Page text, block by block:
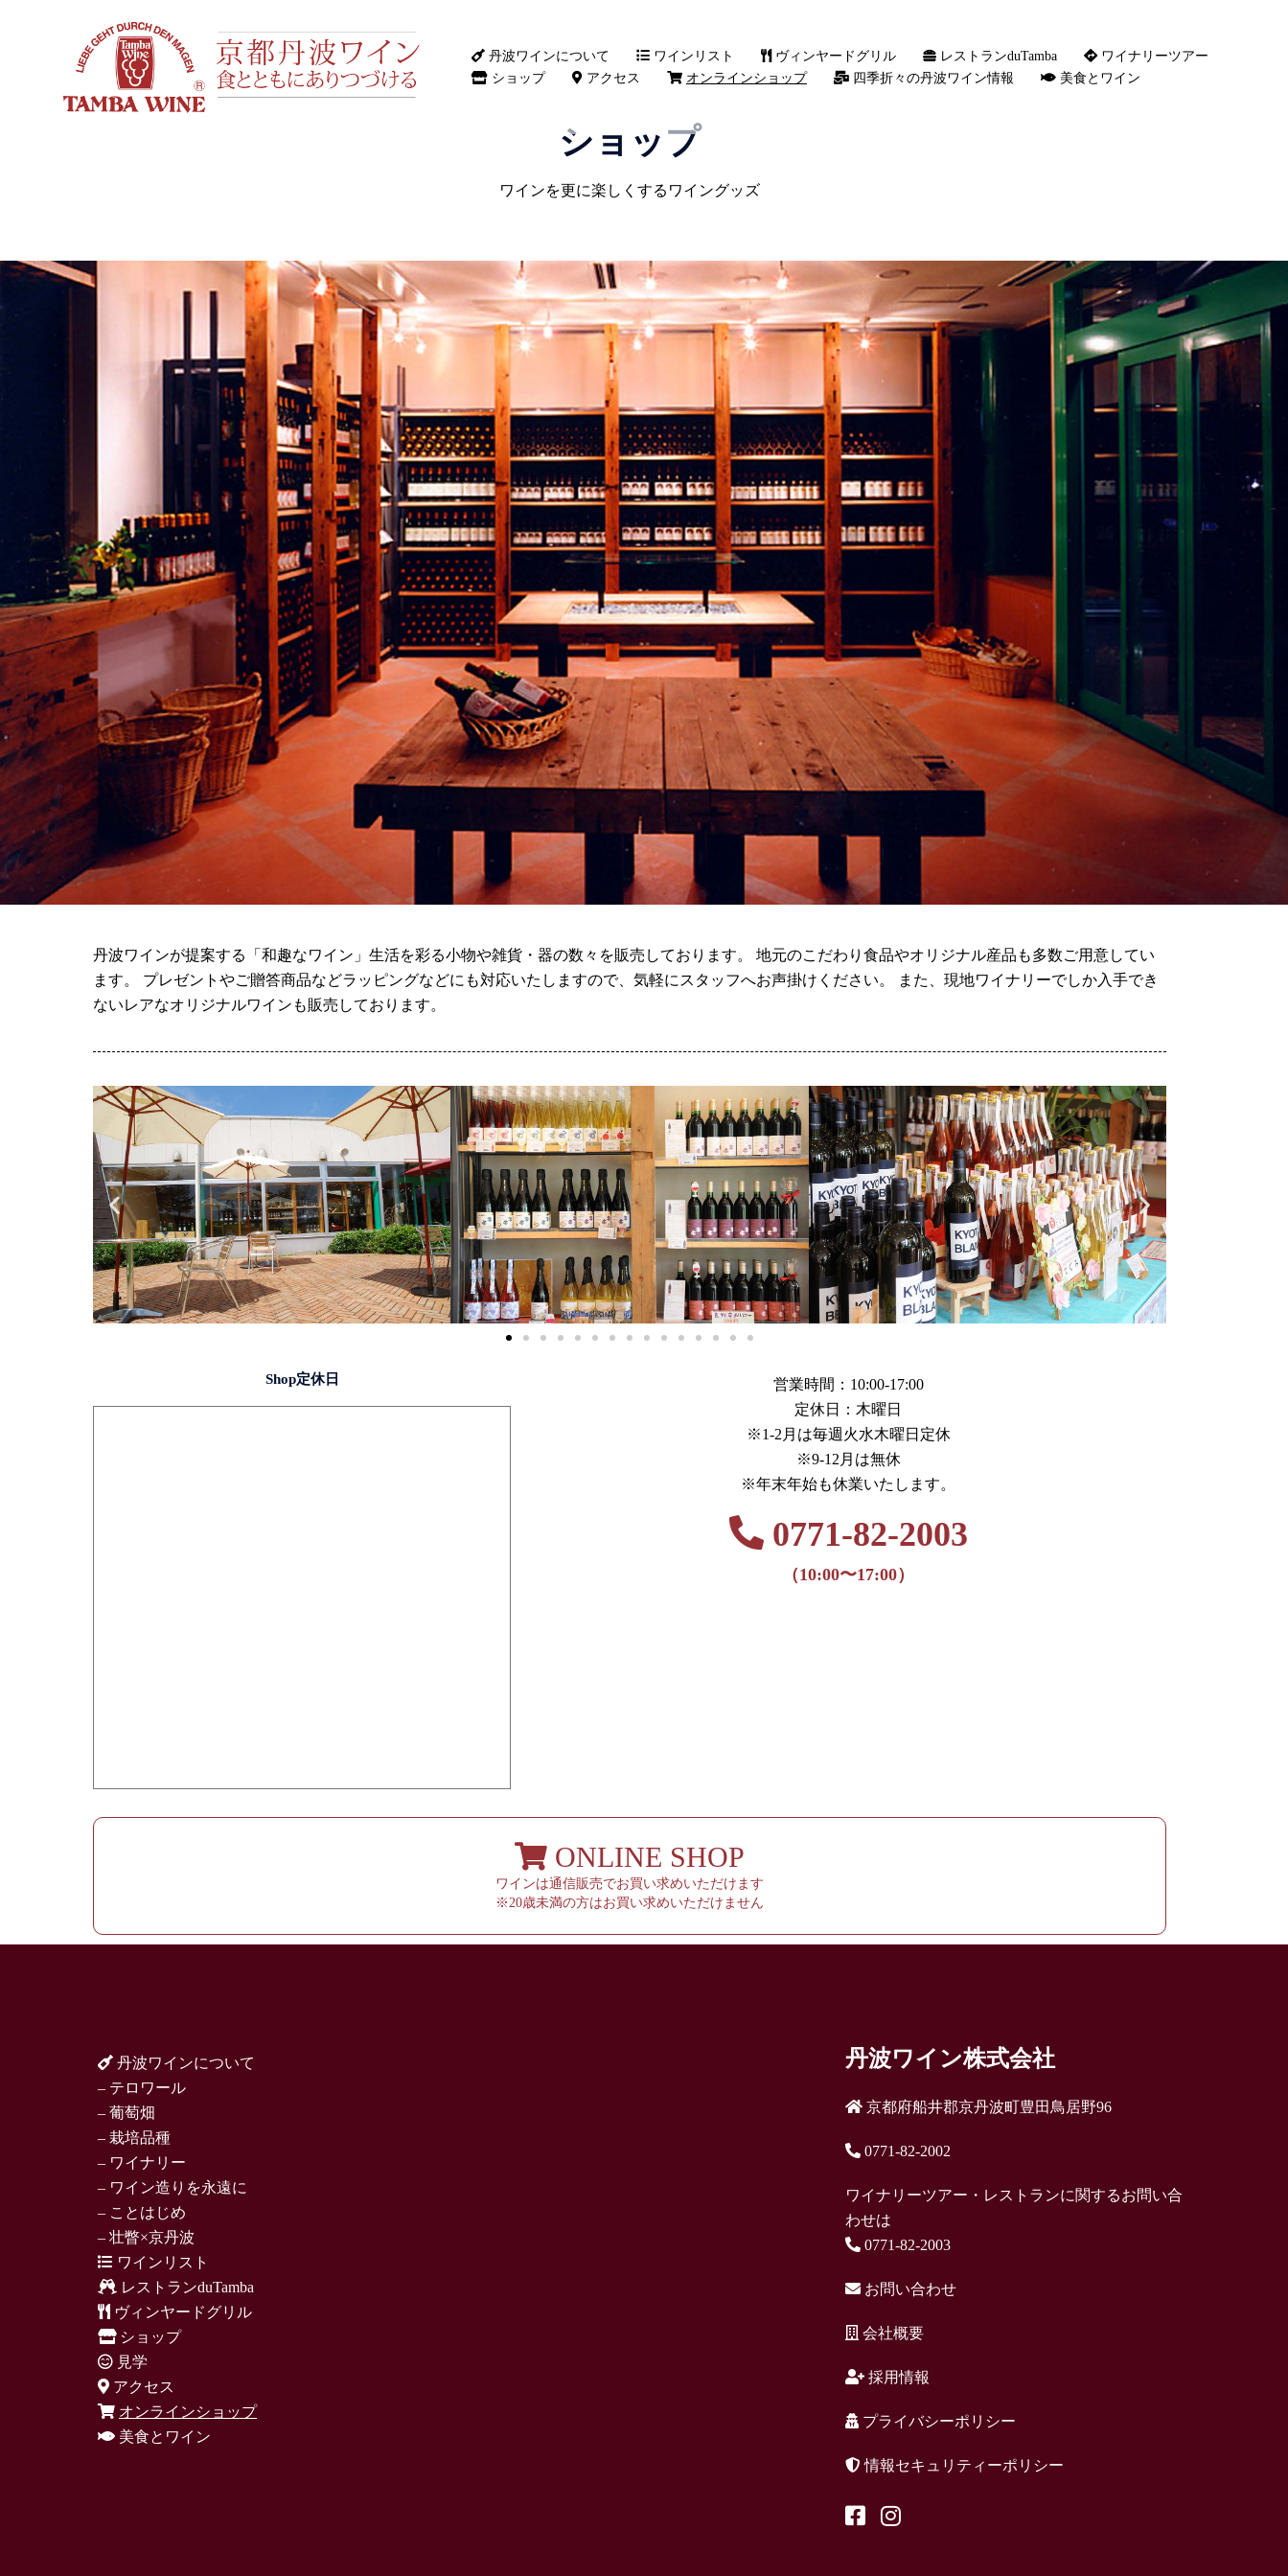
丹波ワインについて ワインリスト ヴィンヤードグリル レストランduTamba
ワイナリーツアー
ショップ
アクセス オンラインショップ 四季折々の丹波ワイン情報 美食とワイン
ショップ
ワインを更に楽しくするワイングッズ
丹波ワインが提案する「和趣なワイン」生活を彩る小物や雑貨・器の数々を販売しております。 地元のこだわり食品やオリジナル産品も多数ご用意してい
ます。 プレゼントやご贈答商品などラッピングなどにも対応いたしますので、気軽にスタッフへお声掛けください。 また、現地ワイナリーでしか入手でき
ないレアなオリジナルワインも販売しております。
Shop定休日
営業時間：10:00-17:00
定休日：木曜日
※1-2月は毎週火水木曜日定休
※9-12月は無休
※年末年始も休業いたします。
0771-82-2003
（10:00〜17:00）
ONLINE SHOP
ワインは通信販売でお買い求めいただけます
※20歳未満の方はお買い求めいただけません
丹波ワインについて
– テロワール
– 葡萄畑
– 栽培品種
– ワイナリー
– ワイン造りを永遠に
– ことはじめ
– 壮瞥×京丹波
ワインリスト
レストランduTamba
ヴィンヤードグリル
ショップ
見学
アクセス
オンラインショップ
美食とワイン
丹波ワイン株式会社
京都府船井郡京丹波町豊田鳥居野96
0771-82-2002
ワイナリーツアー・レストランに関するお問い合
わせは
0771-82-2003
お問い合わせ
会社概要
採用情報
プライバシーポリシー
情報セキュリティーポリシー